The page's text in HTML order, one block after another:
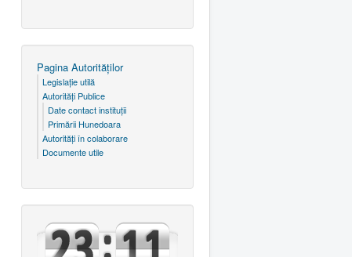
Pagina Autorităţilor
Legislaţie utilă
Autorităţi Publice
Date contact instituţii
Primării Hunedoara
Autorităţi în colaborare
Documente utile